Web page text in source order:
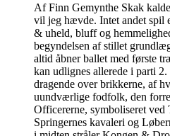
Af Finn Gemynthe Skak
vil jeg hævde. Intet andet spil
& uheld, bluff og
begyndelsen af stillet
altid åbner ballet med første
kan udlignes allerede i parti
dragende over brikkerne, af
uundværlige fodfolk, den
Officererne, symboliseret ved
Springernes kavaleri og